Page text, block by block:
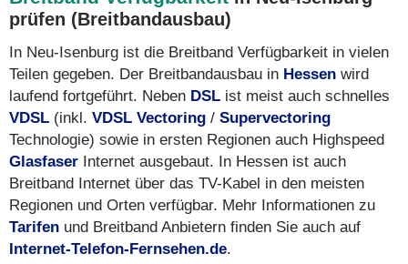
prüfen (Breitbandausbau)
In Neu-Isenburg ist die Breitband Verfügbarkeit in vielen
Teilen gegeben. Der Breitbandausbau in Hessen wird
laufend fortgeführt. Neben DSL ist meist auch schnelles
VDSL (inkl. VDSL Vectoring / Supervectoring
Technologie) sowie in ersten Regionen auch Highspeed
Glasfaser Internet ausgebaut. In Hessen ist auch
Breitband Internet über das TV-Kabel in den meisten
Regionen und Orten verfügbar. Mehr Informationen zu
Tarifen und Breitband Anbietern finden Sie auch auf
Internet-Telefon-Fernsehen.de.